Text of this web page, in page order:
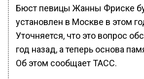
Бюст певицы Жанны Фриске
установлен в Москве в этом
Уточняется, что это вопрос
год назад, а теперь основа
Об этом сообщает ТАСС.